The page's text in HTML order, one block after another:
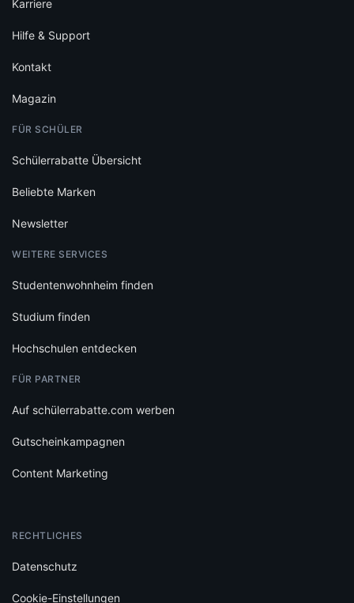
Beliebte Marken
Newsletter
WEITERE SERVICES
Studentenwohnheim finden
Studium finden
Hochschulen entdecken
FÜR PARTNER
Auf schülerrabatte.com werben
Gutscheinkampagnen
Content Marketing
RECHTLICHES
Datenschutz
Cookie-Einstellungen
Infos zu Bewertungen
AGB
SOCIAL
Folge schülerrabatte.com und verpasse keine Deals mehr.